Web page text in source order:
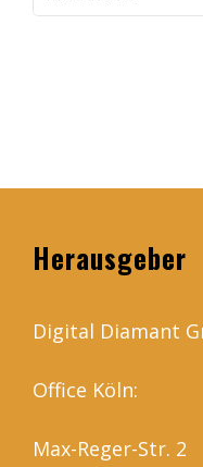
Herausgeber
Digital Diamant
Office Köln:
Max-Reger-Str. 2